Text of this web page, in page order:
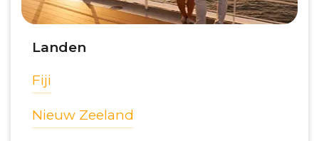
Landen
Fiji
Nieuw Zeeland